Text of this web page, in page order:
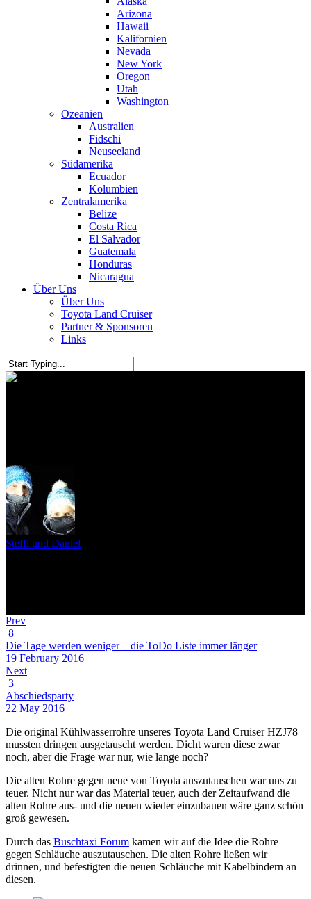
Arizona
Hawaii
Kalifornien
Nevada
New York
Oregon
Utah
Washington
Ozeanien
Australien
Fidschi
Neuseeland
Südamerika
Ecuador
Kolumbien
Zentralamerika
Belize
Costa Rica
El Salvador
Guatemala
Honduras
Nicaragua
Über Uns
Über Uns
Toyota Land Cruiser
Partner & Sponsoren
Links
Steffi und Daniel
Prev
8
Die Tage werden weniger – die ToDo Liste immer länger
19 February 2016
Next
3
Abschiedsparty
22 May 2016
Die original Kühlwasserrohre unseres Toyota Land Cruiser HZJ78
mussten dringen ausgetauscht werden. Dicht waren diese zwar
noch, aber die Frage war nur, wie lange noch?
Die alten Rohre gegen neue von Toyota auszutauschen war uns zu
teuer. Nicht nur war das Material teuer, auch der Zeitaufwand die
alten Rohre aus- und die neuen wieder einzubauen wäre ganz schön
groß gewesen.
Durch das Buschtaxi Forum kamen wir auf die Idee die Rohre
gegen Schläuche auszutauschen. Die alten Rohre ließen wir
drinnen, und befestigten die neuen Schläuche mit Kabelbindern an
diesen.